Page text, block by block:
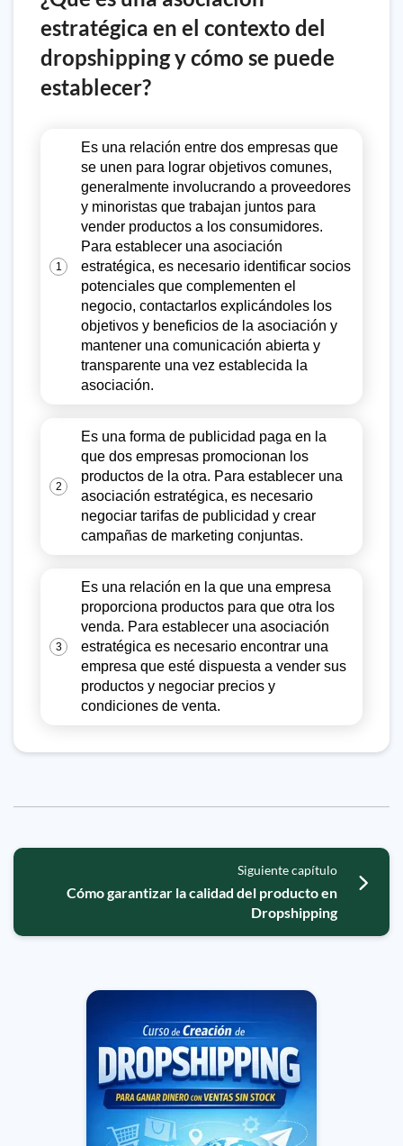
estratégica en el contexto del
dropshipping y cómo se puede
establecer?
1
Es una relación entre dos empresas que
se unen para lograr objetivos comunes,
generalmente involucrando a proveedores
y minoristas que trabajan juntos para
vender productos a los consumidores.
Para establecer una asociación
estratégica, es necesario identificar socios
potenciales que complementen el
negocio, contactarlos explicándoles los
objetivos y beneficios de la asociación y
mantener una comunicación abierta y
transparente una vez establecida la
asociación.
2
Es una forma de publicidad paga en la
que dos empresas promocionan los
productos de la otra. Para establecer una
asociación estratégica, es necesario
negociar tarifas de publicidad y crear
campañas de marketing conjuntas.
3
Es una relación en la que una empresa
proporciona productos para que otra los
venda. Para establecer una asociación
estratégica es necesario encontrar una
empresa que esté dispuesta a vender sus
productos y negociar precios y
condiciones de venta.
Siguiente capítulo
Cómo garantizar la calidad del producto en
Dropshipping